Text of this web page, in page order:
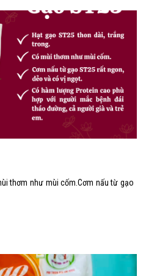
thơm như mùi cốm.Cơm nấu từ gạo